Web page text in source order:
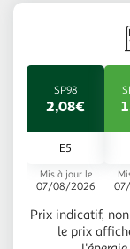
SP98
2,08€
E5
Mis à jour le
07/08/2026
Prix indicatif,
le prix